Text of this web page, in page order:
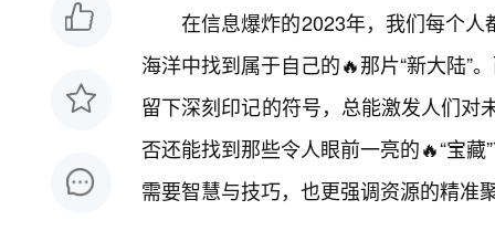
在信息爆炸的2023年，我们每个
海洋中找到属于自己的🔥那片“新大陆”
留下深刻印记的符号，总能激发人们对
否还能找到那些令人眼前一亮的🔥“宝
需要智慧与技巧，也更强调资源的精准